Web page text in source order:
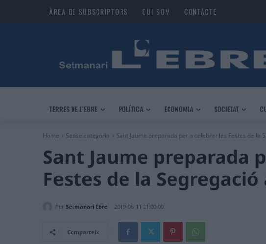
ÀREA DE SUBSCRIPTORS QUI SOM CONTACTE
TERRES DE L’EBRE POLÍTICA ECONOMIA SOCIETAT
Home Sense categoria Sant Jaume preparada per a celebrar les Festes de la
Sant Jaume preparada
Festes de la
Per Setmanari Ebre 2019-06-11 21:00:00
Comparteix